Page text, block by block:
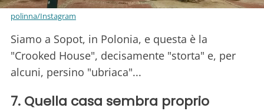
polinna/Instagram
Siamo a Sopot, in Polonia, e questa è la
"Crooked House", decisamente "storta" e, per
alcuni, persino "ubriaca"...
7. Quella casa sembra proprio